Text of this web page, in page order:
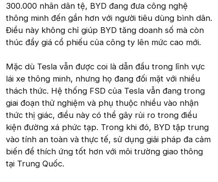
300.000 nhân dân tệ, BYD đang đưa công nghệ
thông minh đến gần hơn với người tiêu dùng bình dân.
Điều này không chỉ giúp BYD tăng doanh số mà còn
thúc đẩy giá cổ phiếu của công ty lên mức cao mới.
Mặc dù Tesla vẫn được coi là dẫn đầu trong lĩnh vực
lái xe thông minh, nhưng họ đang đối mặt với nhiều
thách thức. Hệ thống FSD của Tesla vẫn đang trong
giai đoạn thử nghiệm và phụ thuộc nhiều vào nhận
thức thị giác, điều này có thể gây rủi ro trong điều
kiện đường xá phức tạp. Trong khi đó, BYD tập trung
vào tính an toàn và thực tế, sử dụng giải pháp đa cảm
biến để thích ứng tốt hơn với môi trường giao thông
tại Trung Quốc.